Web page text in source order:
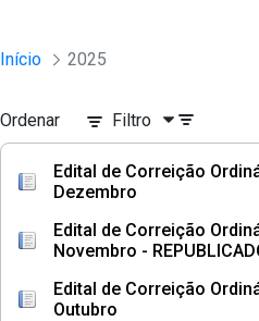
Início 2025
Ordenar Filtro
Edital de Correição
Dezembro
Edital de Correição
Novembro -
Edital de Correição
Outubro